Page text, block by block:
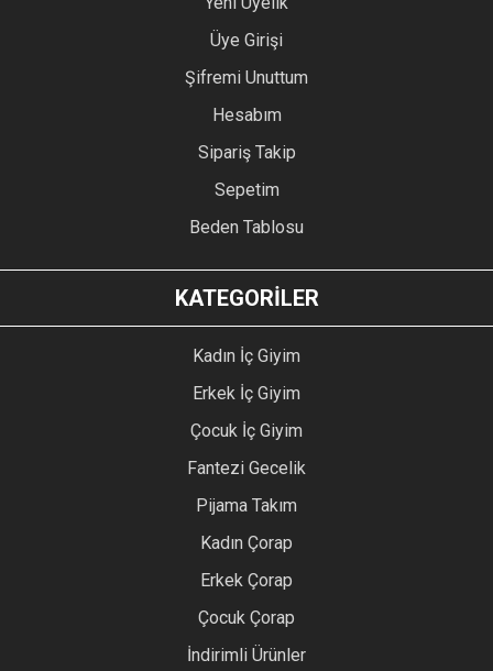
Üye Girişi
Şifremi Unuttum
Hesabım
Sipariş Takip
Sepetim
Beden Tablosu
KATEGORİLER
Kadın İç Giyim
Erkek İç Giyim
Çocuk İç Giyim
Fantezi Gecelik
Pijama Takım
Kadın Çorap
Erkek Çorap
Çocuk Çorap
İndirimli Ürünler